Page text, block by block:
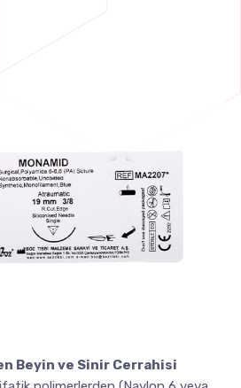
Beyin ve Sinir Cerrahisi